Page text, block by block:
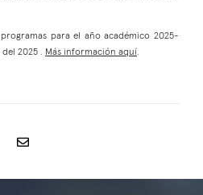
para el año académico 2025-
2025 . Más información aquí.